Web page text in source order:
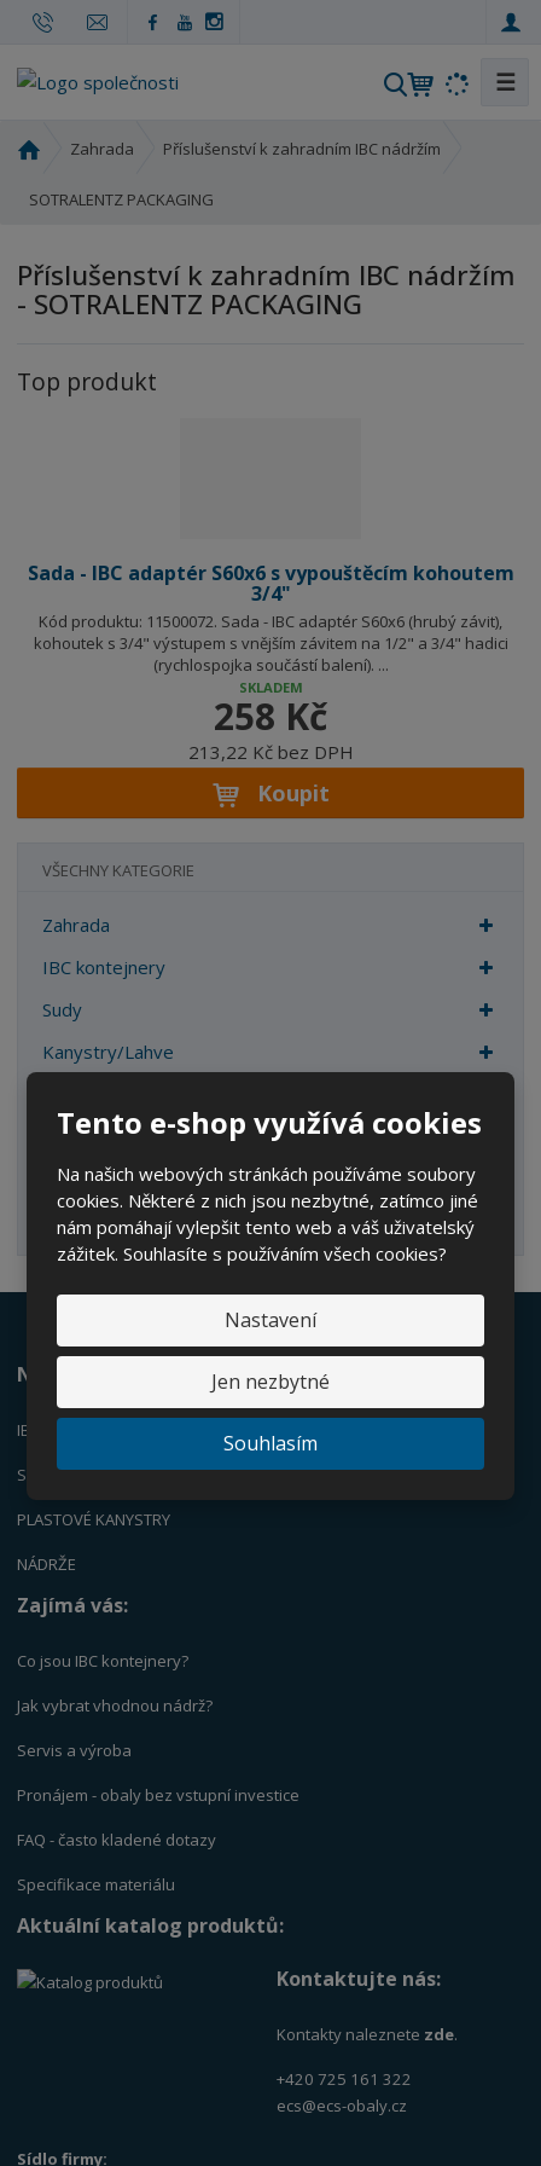
Tento e-shop využívá cookies
Na našich webových stránkách používáme soubory
cookies. Některé z nich jsou nezbytné, zatímco jiné
nám pomáhají vylepšit tento web a váš uživatelský
zážitek. Souhlasíte s používáním všech cookies?
Nastavení
Jen nezbytné
Souhlasím
V
h
t
☰
o
í
s
a
Zahrada Příslušenství k zahradním IBC nádržím
SOTRALENTZ PACKAGING
Příslušenství k zahradním IBC nádržím
- SOTRALENTZ PACKAGING
Top produkt
Sada - IBC adaptér S60x6 s vypouštěcím kohoutem
3/4"
Kód produktu: 11500072. Sada - IBC adaptér S60x6 (hrubý závit),
kohoutek s 3/4" výstupem s vnějším závitem na 1/2" a 3/4" hadici
(rychlospojka součástí balení). ...
SKLADEM
258 Kč
213,22 Kč bez DPH
Koupit
VŠECHNY KATEGORIE
Zahrada
IBC kontejnery
Sudy
Kanystry/Lahve
Dvouplášťové nádrže
Náhradní díly
Palety
Nabízíme:
IBC KONTEJNERY
SUDY
PLASTOVÉ KANYSTRY
NÁDRŽE
Zajímá vás:
Co jsou IBC kontejnery?
Jak vybrat vhodnou nádrž?
Servis a výroba
Pronájem - obaly bez vstupní investice
FAQ - často kladené dotazy
Specifikace materiálu
Aktuální katalog produktů:
Kontaktujte nás:
Kontakty naleznete zde.
+420 725 161 322
ecs@ecs-obaly.cz
Sídlo firmy: